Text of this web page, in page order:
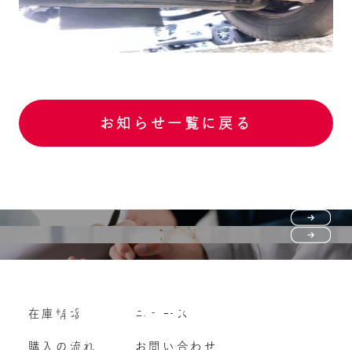
お知らせ一覧に戻る
購入の流れ
よくいただくご質問
Vehicle purchase
車両買い取り
在庫情報
購入の流れ
ニュース
お問い合わせ